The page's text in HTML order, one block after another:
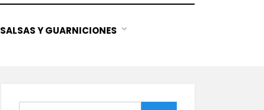
SALSAS Y GUARNICIONES